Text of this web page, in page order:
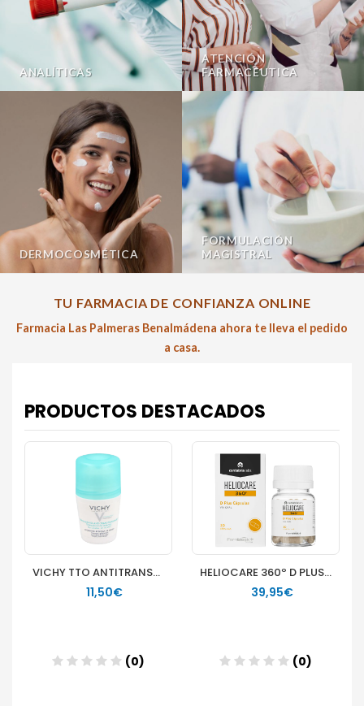
ANALÍTICAS
ATENCIÓN
FARMACÉUTICA
DERMOCOSMÉTICA
FORMULACIÓN
MAGISTRAL
TU FARMACIA DE CONFIANZA ONLINE
Farmacia Las Palmeras Benalmádena ahora te lleva el pedido
a casa.